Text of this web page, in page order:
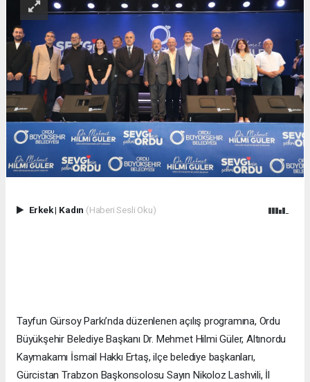
Erkek| Kadın (Haberi Sesli Oku)
Tayfun Gürsoy Parkı’nda düzenlenen açılış programına, Ordu
Büyükşehir Belediye Başkanı Dr. Mehmet Hilmi Güler, Altınordu
Kaymakamı İsmail Hakkı Ertaş, ilçe belediye başkanları,
Gürcistan Trabzon Başkonsolosu Sayın Nikoloz Lashvili, İl